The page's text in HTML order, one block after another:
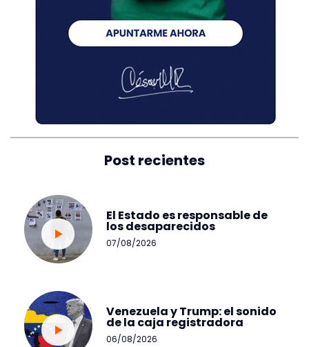
Post recientes
El Estado es responsable de
los desaparecidos
07/08/2026
Venezuela y Trump: el sonido
de la caja registradora
06/08/2026